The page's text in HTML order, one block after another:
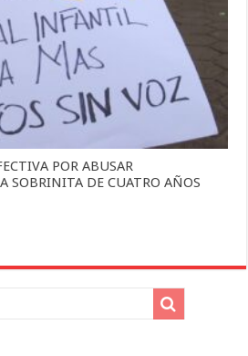
POR ABUSAR
SOBRINITA DE CUATRO AÑOS